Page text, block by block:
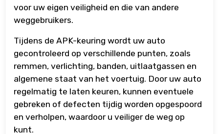
voor uw eigen veiligheid en die van andere
weggebruikers.
Tijdens de APK-keuring wordt uw auto
gecontroleerd op verschillende punten, zoals
remmen, verlichting, banden, uitlaatgassen en
algemene staat van het voertuig. Door uw auto
regelmatig te laten keuren, kunnen eventuele
gebreken of defecten tijdig worden opgespoord
en verholpen, waardoor u veiliger de weg op
kunt.